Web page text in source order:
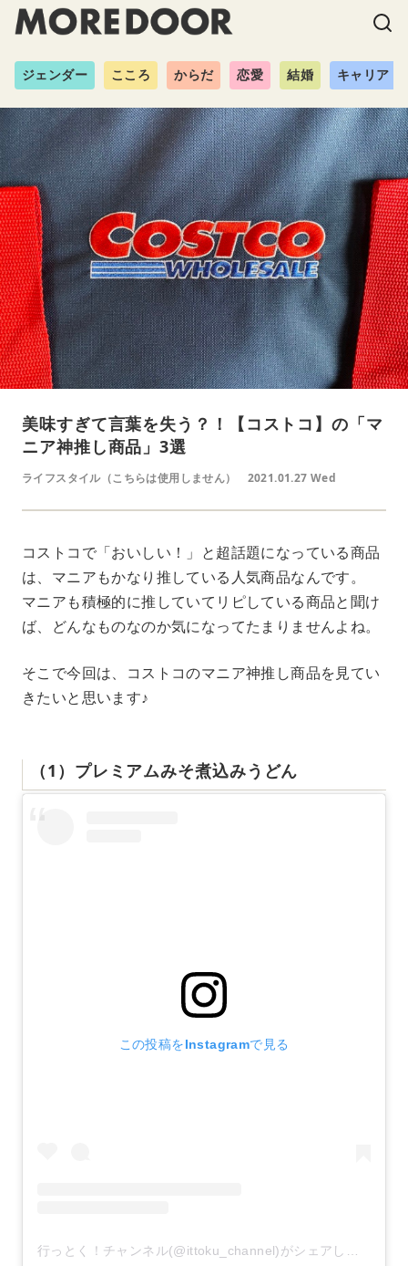
ジェンダー こころ からだ 恋愛 結婚 キャリア
美味すぎて言葉を失う？！【コストコ】の「マ
ニア神推し商品」3選
ライフスタイル（こちらは使用しません） 2021.01.27 Wed
コストコで「おいしい！」と超話題になっている商品
は、マニアもかなり推している人気商品なんです。
マニアも積極的に推していてリピしている商品と聞け
ば、どんなものなのか気になってたまりませんよね。
そこで今回は、コストコのマニア神推し商品を見てい
きたいと思います♪
（1）プレミアムみそ煮込みうどん
この投稿をInstagramで見る
行っとく！チャンネル(@ittoku_channel)がシェアした投稿